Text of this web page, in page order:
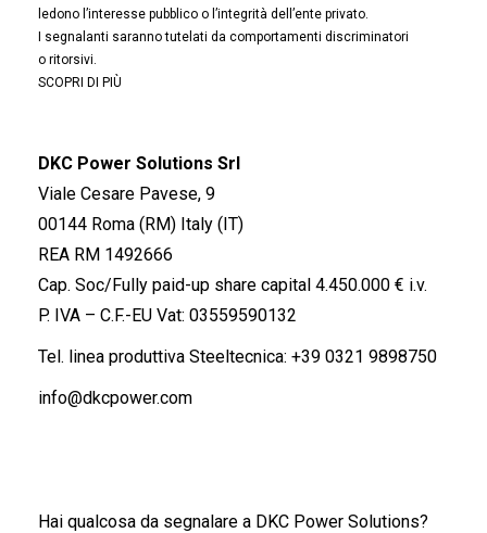
ledono l’interesse pubblico o l’integrità dell’ente privato.
I segnalanti saranno tutelati da comportamenti discriminatori
o ritorsivi.
SCOPRI DI PIÙ
DKC Power Solutions Srl
Viale Cesare Pavese, 9
00144 Roma (RM) Italy (IT)
REA RM 1492666
Cap. Soc/Fully paid-up share capital 4.450.000 € i.v.
P. IVA – C.F.-EU Vat: 03559590132
Tel. linea produttiva Steeltecnica: +39 0321 9898750
info@dkcpower.com
Hai qualcosa da segnalare a DKC Power Solutions?